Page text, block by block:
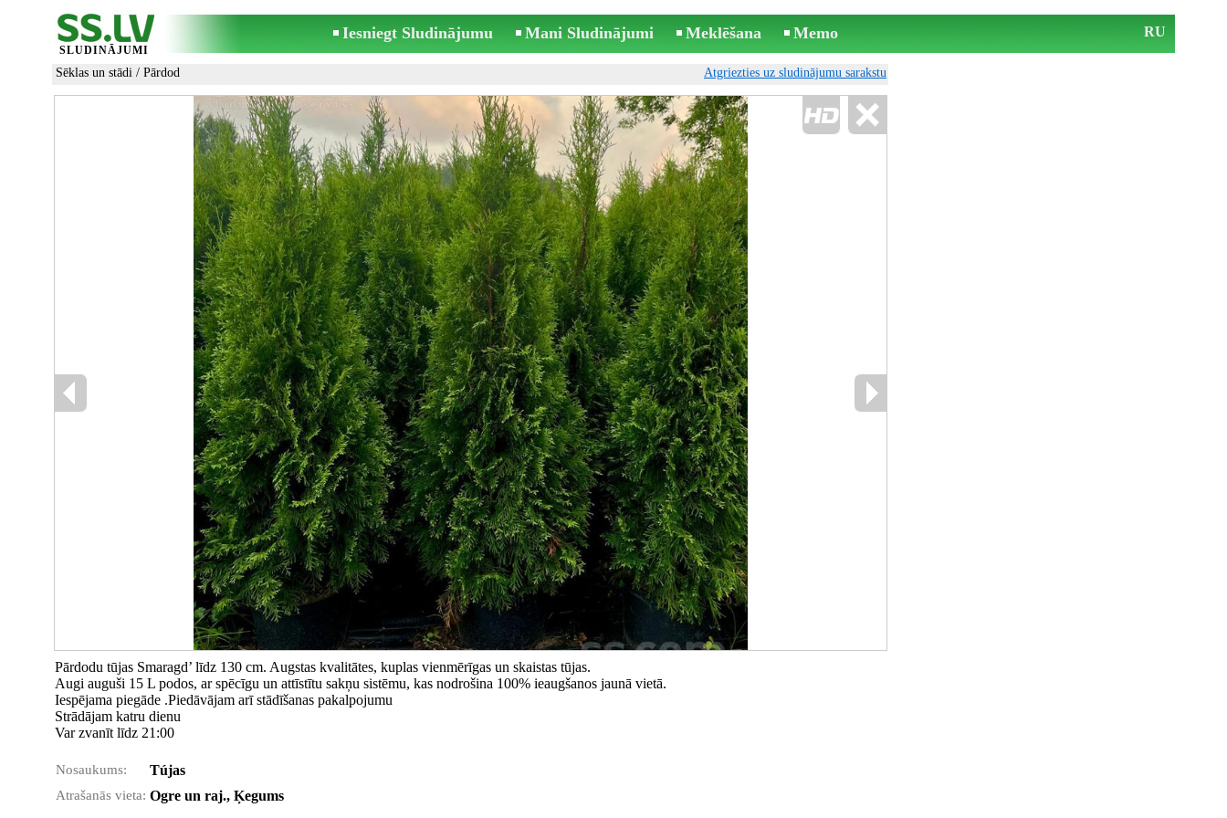
SLUDINĀJUMI
Iesniegt Sludinājumu Mani Sludinājumi Meklēšana Memo RU
Sēklas un stādi / Pārdod Atgriezties uz sludinājumu sarakstu
Pārdodu tūjas Smaragd’ līdz 130 cm. Augstas kvalitātes, kuplas vienmērīgas un skaistas tūjas.
Augi auguši 15 L podos, ar spēcīgu un attīstītu sakņu sistēmu, kas nodrošina 100% ieaugšanos jaunā vietā.
Iespējama piegāde .Piedāvājam arī stādīšanas pakalpojumu
Strādājam katru dienu
Var zvanīt līdz 21:00
Nosaukums: Tújas
Atrašanās vieta: Ogre un raj., Ķegums